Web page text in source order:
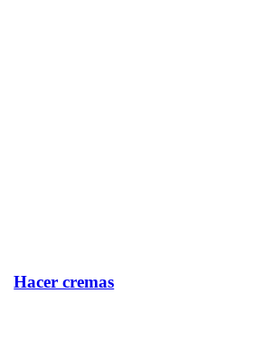
Hacer cremas